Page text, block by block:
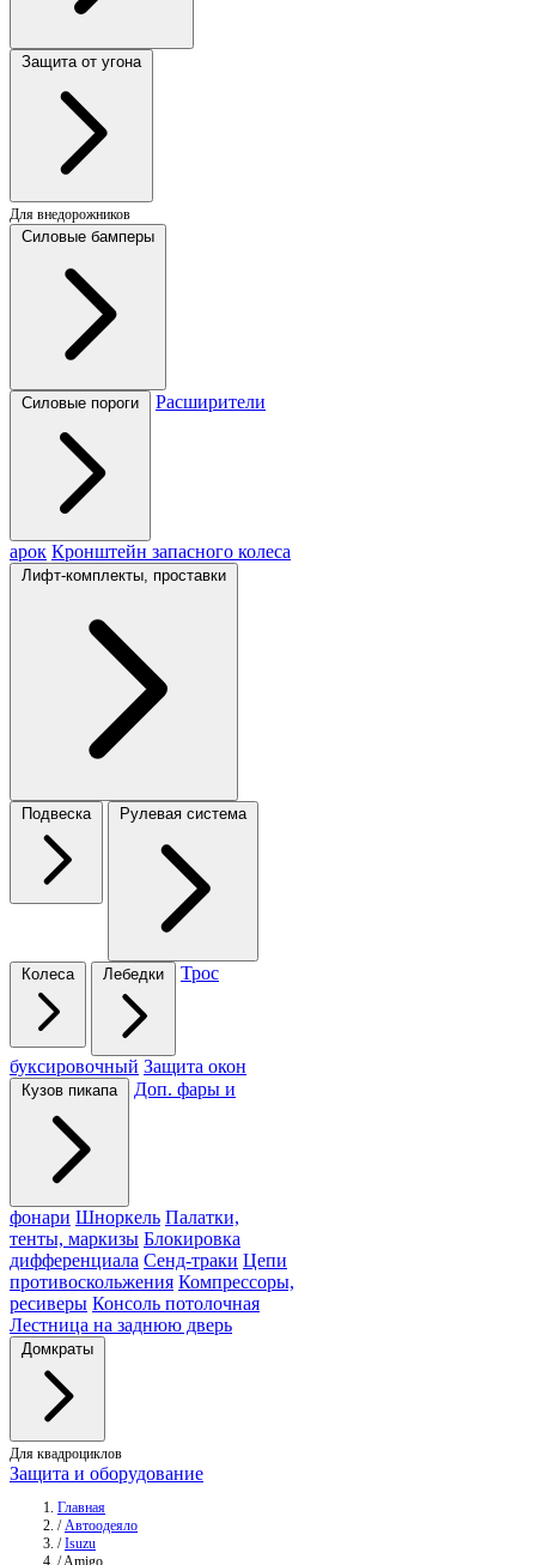
Защита от угона
Для внедорожников
Силовые бамперы
Силовые пороги Расширители
арок Кронштейн запасного колеса
Лифт-комплекты, проставки
Подвеска Рулевая система
Колеса Лебедки Трос
буксировочный Защита окон
Кузов пикапа Доп. фары и
фонари Шноркель Палатки,
тенты, маркизы Блокировка
дифференциала Сенд-траки Цепи
противоскольжения Компрессоры,
ресиверы Консоль потолочная
Лестница на заднюю дверь
Домкраты
Для квадроциклов
Защита и оборудование
Главная
/ Автоодеяло
/ Isuzu
/Amigo